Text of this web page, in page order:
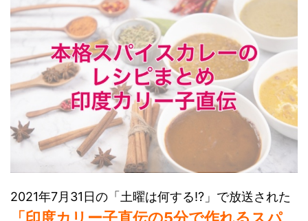
2021年7月31日の「土曜は何する!?」で放送された
「印度カリー子直伝の5分で作れるスパ